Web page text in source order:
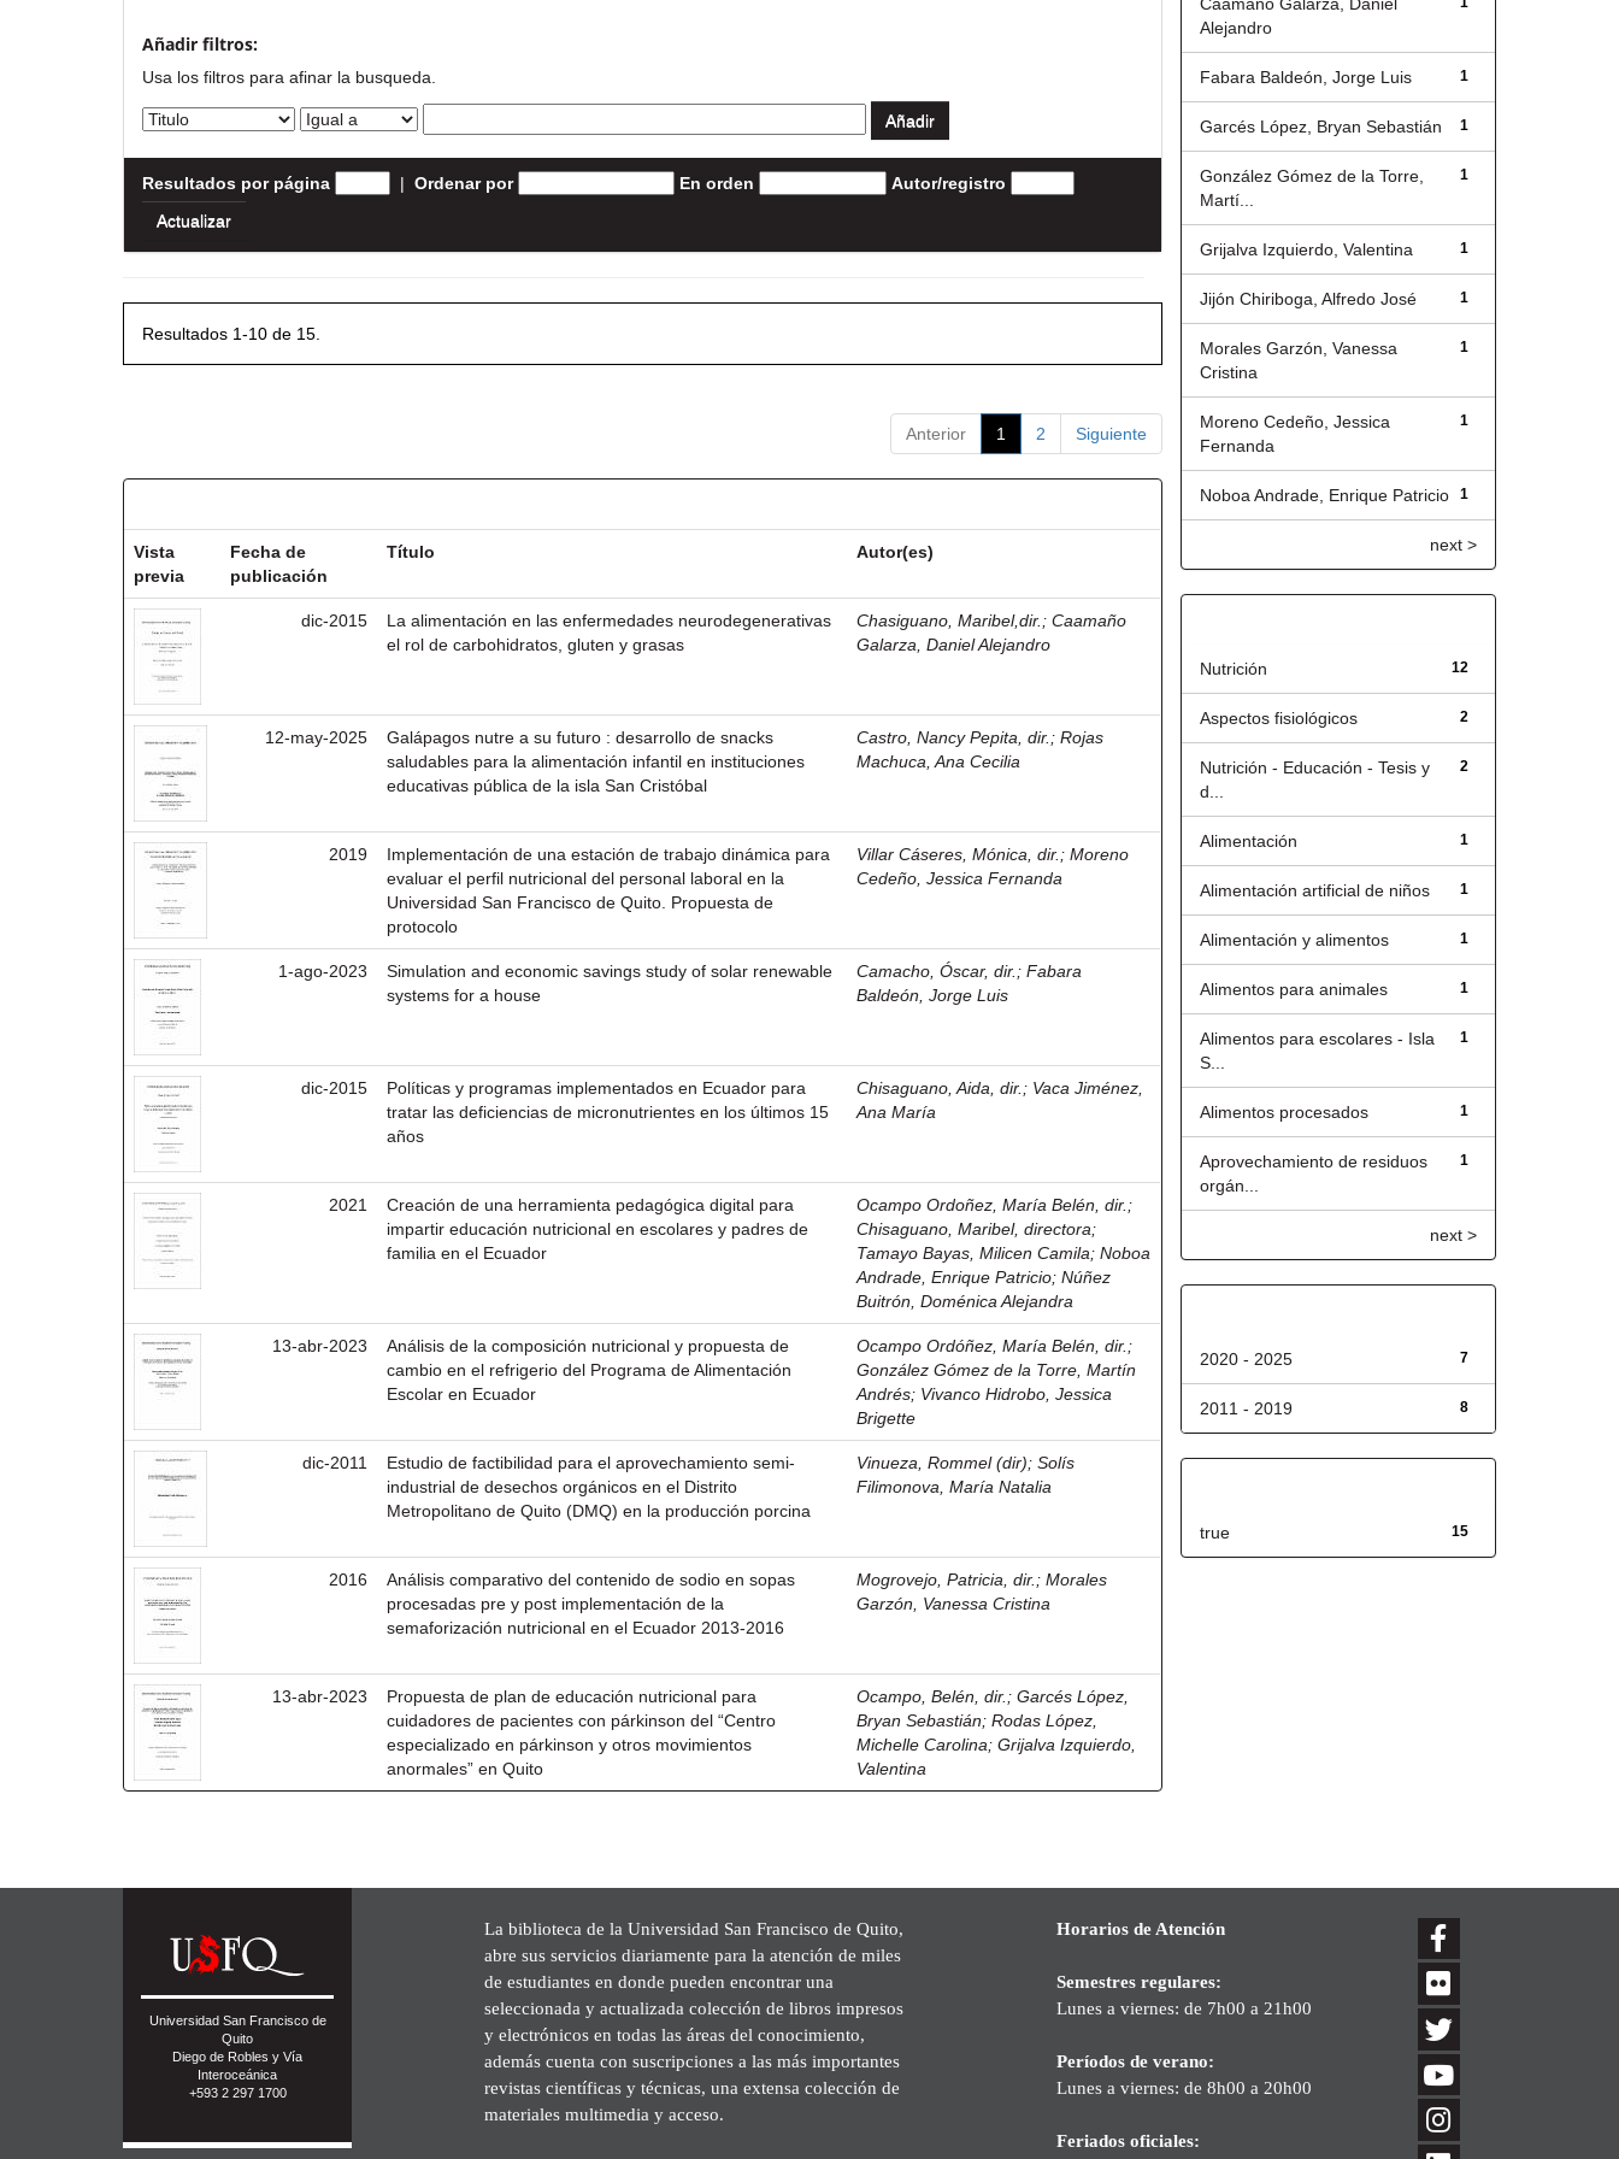
Añadir filtros:
Usa los filtros para afinar la busqueda.
Resultados por página | Ordenar por En orden Autor/registro
Resultados 1-10 de 15.
Anterior 1 2 Siguiente
Vista
previa
Fecha de
publicación
Título Autor(es)
dic-2015
La alimentación en las enfermedades neurodegenerativas
el rol de carbohidratos, gluten y grasas
Chasiguano, Maribel,dir. ;Caamaño
Galarza, Daniel Alejandro
12-may-2025
Galápagos nutre a su futuro : desarrollo de snacks
saludables para la alimentación infantil en instituciones
educativas pública de la isla San Cristóbal
Castro, Nancy Pepita, dir. ;Rojas
Machuca, Ana Cecilia
2019
Implementación de una estación de trabajo dinámica para
evaluar el perfil nutricional del personal laboral en la
Universidad San Francisco de Quito. Propuesta de
protocolo
Villar Cáseres, Mónica, dir. ;Moreno
Cedeño, Jessica Fernanda
1-ago-2023
Simulation and economic savings study of solar renewable
systems for a house
Camacho, Óscar, dir. ;Fabara
Baldeón, Jorge Luis
dic-2015
Políticas y programas implementados en Ecuador para
tratar las deficiencias de micronutrientes en los últimos 15
años
Chisaguano, Aida, dir. ; Vaca Jiménez,
Ana María
2021
Creación de una herramienta pedagógica digital para
impartir educación nutricional en escolares y padres de
familia en el Ecuador
Ocampo Ordoñez, María Belén, dir. ;
Chisaguano, Maribel, directora;
Tamayo Bayas, Milicen Camila;Noboa
Andrade, Enrique Patricio;Núñez
Buitrón, Doménica Alejandra
13-abr-2023
Análisis de la composición nutricional y propuesta de
cambio en el refrigerio del Programa de Alimentación
Escolar en Ecuador
Ocampo Ordóñez, María Belén, dir. ;
González Gómez de la Torre, Martín
Andrés; Vivanco Hidrobo, Jessica
Brigette
dic-2011
Estudio de factibilidad para el aprovechamiento semi-
industrial de desechos orgánicos en el Distrito
Metropolitano de Quito (DMQ) en la producción porcina
Vinueza, Rommel (dir);Solís
Filimonova, María Natalia
2016
Análisis comparativo del contenido de sodio en sopas
procesadas pre y post implementación de la
semaforización nutricional en el Ecuador 2013-2016
Mogrovejo, Patricia, dir. ;Morales
Garzón, Vanessa Cristina
13-abr-2023
Propuesta de plan de educación nutricional para
cuidadores de pacientes con párkinson del “Centro
especializado en párkinson y otros movimientos
anormales” en Quito
Ocampo, Belén, dir. ;Garcés López,
Bryan Sebastián;Rodas López,
Michelle Carolina;Grijalva Izquierdo,
Valentina
Alejandro
1
Fabara Baldeón, Jorge Luis
1
Garcés López, Bryan Sebastián
1
González Gómez de la Torre,
Martí...
1
Grijalva Izquierdo, Valentina
1
Jijón Chiriboga, Alfredo José
1
Morales Garzón, Vanessa
Cristina
1
Moreno Cedeño, Jessica
Fernanda
1
Noboa Andrade, Enrique Patricio
next >
12
Nutrición
2
Aspectos fisiológicos
2
Nutrición - Educación - Tesis y
d...
1
Alimentación
1
Alimentación artificial de niños
1
Alimentación y alimentos
1
Alimentos para animales
1
Alimentos para escolares - Isla
S...
1
Alimentos procesados
1
Aprovechamiento de residuos
orgán...
next >
7
2020 - 2025
8
2011 - 2019
15
true
Universidad San Francisco de
Quito
Diego de Robles y Vía
Interoceánica
+593 2 297 1700
La biblioteca de la Universidad San Francisco de Quito,
abre sus servicios diariamente para la atención de miles
de estudiantes en donde pueden encontrar una
seleccionada y actualizada colección de libros impresos
y electrónicos en todas las áreas del conocimiento,
además cuenta con suscripciones a las más importantes
revistas científicas y técnicas, una extensa colección de
materiales multimedia y acceso.
Horarios de Atención
Semestres regulares:
Lunes a viernes: de 7h00 a 21h00
Períodos de verano:
Lunes a viernes: de 8h00 a 20h00
Feriados oficiales: